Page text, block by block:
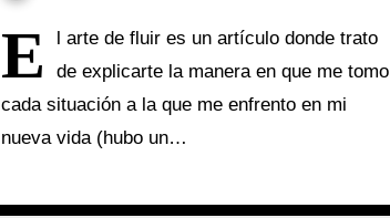
E
l arte de fluir es un artículo donde trato
de explicarte la manera en que me tomo
cada situación a la que me enfrento en mi
nueva vida (hubo un…